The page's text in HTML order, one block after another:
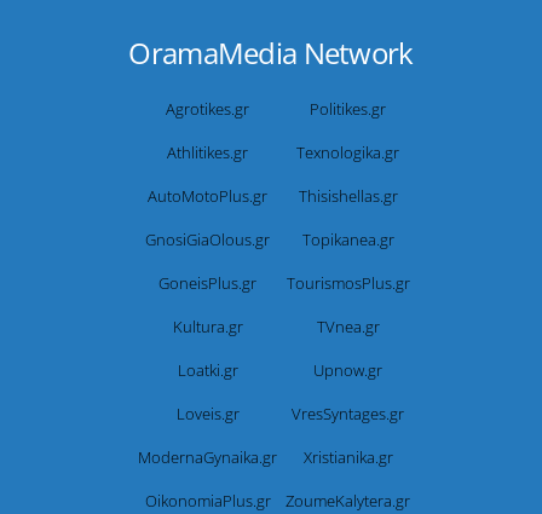
OramaMedia Network
Agrotikes.gr
Politikes.gr
Athlitikes.gr
Texnologika.gr
AutoMotoPlus.gr
Thisishellas.gr
GnosiGiaOlous.gr
Topikanea.gr
GoneisPlus.gr
TourismosPlus.gr
Kultura.gr
TVnea.gr
Loatki.gr
Upnow.gr
Loveis.gr
VresSyntages.gr
ModernaGynaika.gr
Xristianika.gr
OikonomiaPlus.gr
ZoumeKalytera.gr